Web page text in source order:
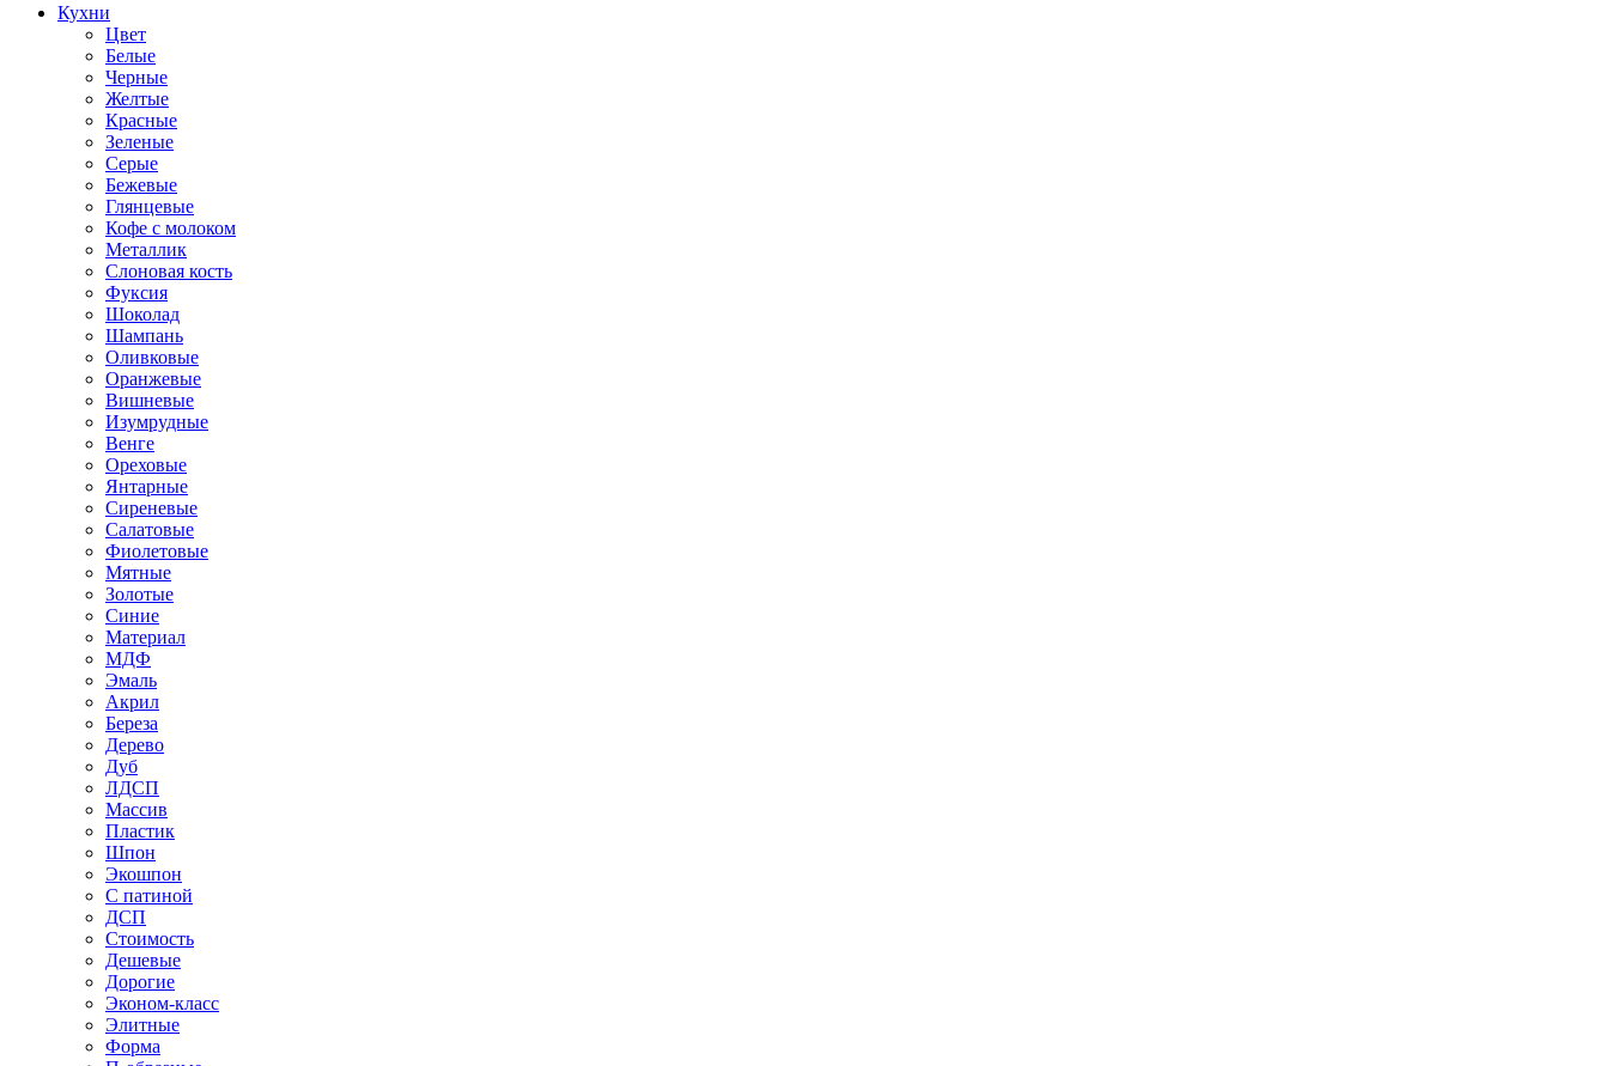
Кухни
Цвет
Белые
Черные
Желтые
Красные
Зеленые
Серые
Бежевые
Глянцевые
Кофе с молоком
Металлик
Слоновая кость
Фуксия
Шоколад
Шампань
Оливковые
Оранжевые
Вишневые
Изумрудные
Венге
Ореховые
Янтарные
Сиреневые
Салатовые
Фиолетовые
Мятные
Золотые
Синие
Материал
МДФ
Эмаль
Акрил
Береза
Дерево
Дуб
ЛДСП
Массив
Пластик
Шпон
Экошпон
С патиной
ДСП
Стоимость
Дешевые
Дорогие
Эконом-класс
Элитные
Форма